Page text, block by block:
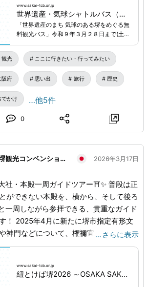
：00～18：00（1時間1往復程度、1日8
旧港・ポルトマーレ（ドーセット バイ
日は、堺の持つ魅
型イベント「紐とけば堺2026～OSAKA
開催中です。20日は大仙公園にミャク
。 シャトルバスに乗って体験コンテン
プラリーなどをお手軽に周遊しません
堺について、こちらのURLまで 🔗
www.sakai-tcb.or.jp
世界遺産・気球シャトルバス（利用無料）｜特集｜堺観光ガイド
「世界遺産のまち 気球のある堺をめぐる無
料観光バス」令和９年３月２８日まで(土日
祝のみ)運行中！堺観光をもっと自由に、も
っと快適に。
観光 ここに行きたい・行ってみたい
阪府 思い出 旅行 歴史
かけ …他5件
0
光コンベンション協会 2026年3月17日
本殿一周ガイドツアー⛩️✨ 普段は正
ができない本殿を、横から、そして後ろ
周しながら参拝できる、貴重なガイド
有形文
神門などについて、権禰宜（ごんねぎ）
る贅沢な機会です。 歴史の重みを
このツアー限定の「季節の御朱印」をお
す🌸 神域の静謐な空気の中で、特別な
・3月20日(金・祝)
… さらに表示
www.sakai-tcb.or.jp
紐とけば堺2026 ～OSAKA SAKAI EXPO～｜NEWS｜堺観光ガイド